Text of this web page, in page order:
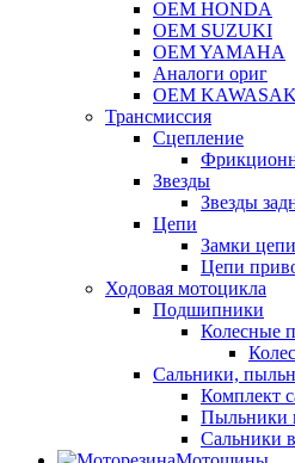
OEM HONDA
OEM SUZUKI
OEM YAMAHA
Аналоги ориг
OEM
Трансмиссия
Cцепление
Звезды
Звезды
Цепи
Замки цепи
Цепи
Ходовая мотоцикла
Подшипники
Колесные
Сальники,
Комплект
Пыльники
Сальники